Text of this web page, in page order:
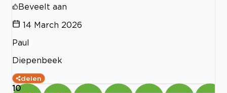
Beveelt aan
14 March 2026
Paul
Diepenbeek
delen
10